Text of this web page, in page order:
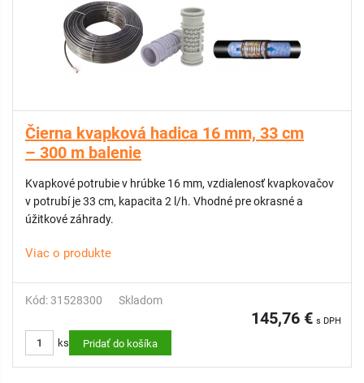
Čierna kvapková hadica 16 mm, 33 cm
– 300 m balenie
Kvapkové potrubie v hrúbke 16 mm, vzdialenosť kvapkovačov
v potrubí je 33 cm, kapacita 2 l/h. Vhodné pre okrasné a
úžitkové záhrady.
Viac o produkte
Kód: 31528300 Skladom
145,76 € s DPH
ks Pridať do košíka